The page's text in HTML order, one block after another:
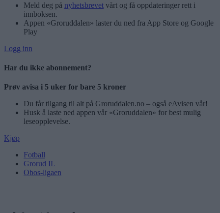
Meld deg på nyhetsbrevet vårt og få oppdateringer rett i
innboksen.
Appen «Groruddalen» laster du ned fra App Store og Google
Play
Logg inn
Har du ikke abonnement?
Prøv avisa i 5 uker for bare 5 kroner
Du får tilgang til alt på Groruddalen.no – også eAvisen vår!
Husk å laste ned appen vår «Groruddalen» for best mulig
leseopplevelse.
Kjøp
Fotball
Grorud IL
Obos-ligaen